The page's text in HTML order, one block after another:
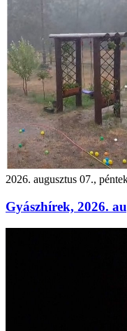
2026. augusztus 07.,
Gyászhírek, 2026.